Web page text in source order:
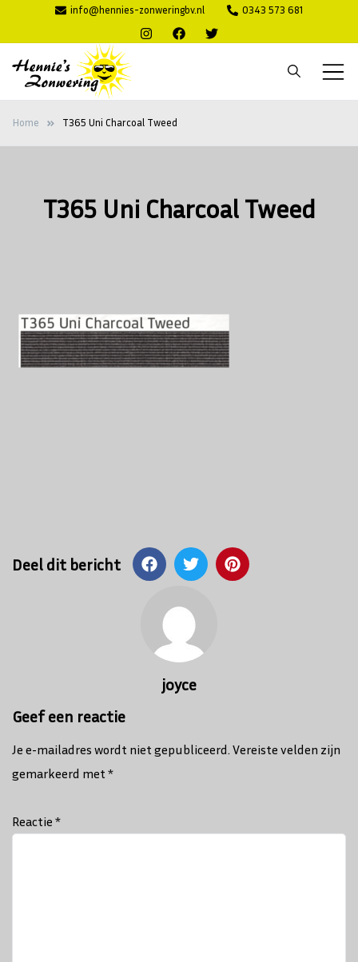
inhoud
info@hennies-zonweringbv.nl 0343 573 681
Hennie's
Zonwering
Home T365 Uni Charcoal Tweed
T365 Uni Charcoal Tweed
Deel dit bericht
joyce
Geef een reactie
Je e-mailadres wordt niet gepubliceerd. Vereiste velden zijn
gemarkeerd met *
Reactie *